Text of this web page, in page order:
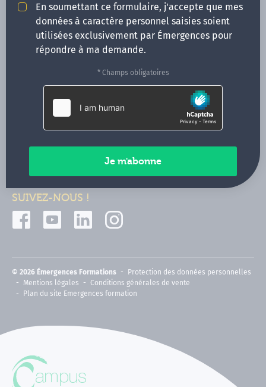
En soumettant ce formulaire, j'accepte que mes
données à caractère personnel saisies soient
utilisées exclusivement par Émergences pour
répondre à ma demande.
* Champs obligatoires
Qui sommes-nous ?
CONTACT
35000 Rennes
02 99 05 25 47
Contactez-nous
Paiements sécurisés
SUIVEZ-NOUS !
© 2026 Émergences Formations
Protection des données personnelles
Mentions légales
Conditions générales de vente
Plan du site Emergences formation